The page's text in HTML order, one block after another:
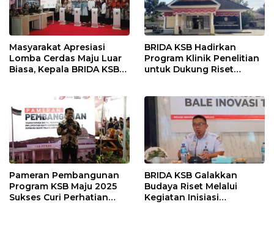
Masyarakat Apresiasi
Lomba Cerdas Maju Luar
Biasa, Kepala BRIDA KSB
BRIDA KSB Hadirkan
Program Klinik Penelitian
untuk Dukung Riset
Pameran Pembangunan
Program KSB Maju 2025
Sukses Curi Perhatian
BRIDA KSB Galakkan
Budaya Riset Melalui
Kegiatan Inisiasi